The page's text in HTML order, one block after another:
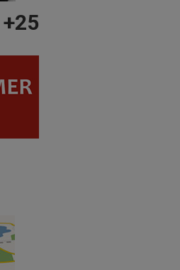
+25